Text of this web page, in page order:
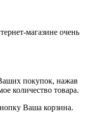
магазине очень
покупок, нажав
количество товара.
Ваша корзина.